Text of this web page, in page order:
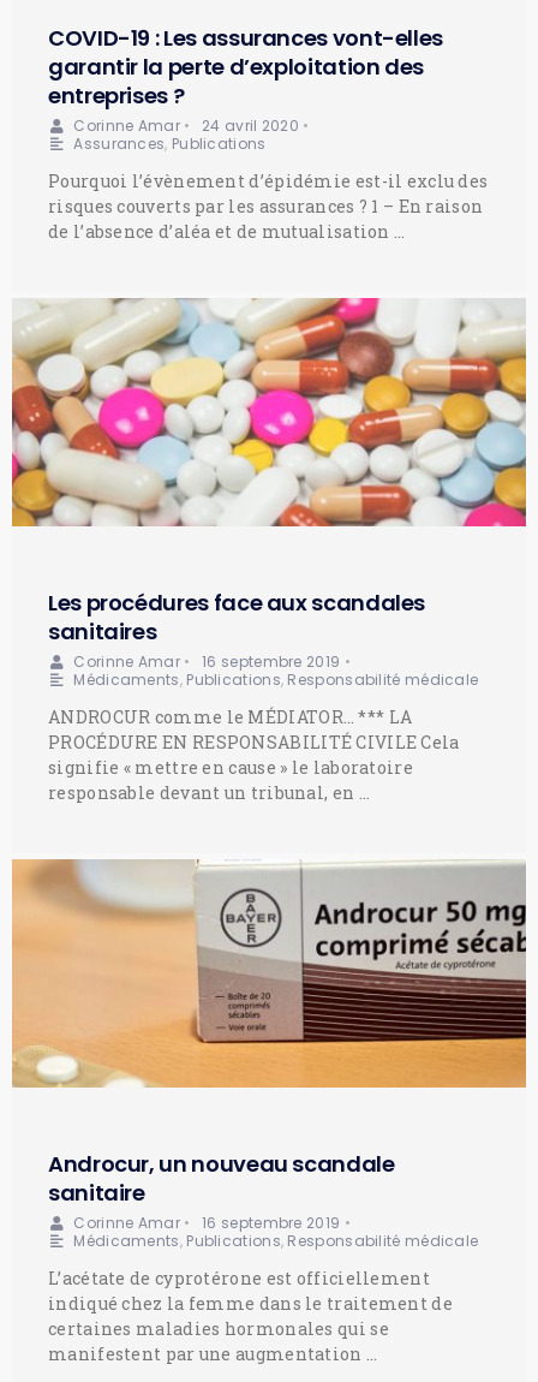
COVID-19 : Les assurances vont-elles
garantir la perte d’exploitation des
entreprises ?
Corinne Amar • 24 avril 2020 •
Assurances, Publications
Pourquoi l’évènement d’épidémie est-il exclu des
risques couverts par les assurances ? 1 – En raison
de l’absence d’aléa et de mutualisation …
Les procédures face aux scandales
sanitaires
Corinne Amar • 16 septembre 2019 •
Médicaments, Publications, Responsabilité médicale
ANDROCUR comme le MÉDIATOR… *** LA
PROCÉDURE EN RESPONSABILITÉ CIVILE Cela
signifie « mettre en cause » le laboratoire
responsable devant un tribunal, en …
Androcur, un nouveau scandale
sanitaire
Corinne Amar • 16 septembre 2019 •
Médicaments, Publications, Responsabilité médicale
L’acétate de cyprotérone est officiellement
indiqué chez la femme dans le traitement de
certaines maladies hormonales qui se
manifestent par une augmentation …